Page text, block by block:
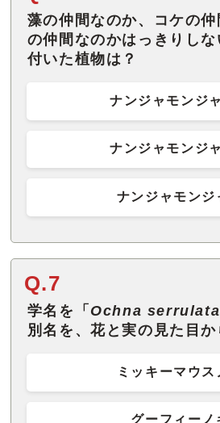
藻の仲間なのか、コケの
の仲間なのかはっきりし
付いた植物は？
ナンジャモンジ
ナンジャモンジ
ナンジャモンジ
Q.7
学名を「 Ochna serrulata
別名を、花と実の見た目か
ミッキーマウス
グーフィーノ